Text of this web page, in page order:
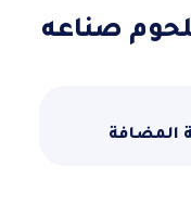
صناعه
المضافة